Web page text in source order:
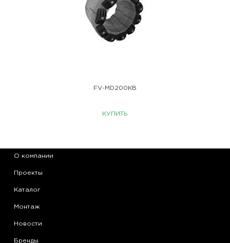
FV-MD200KB
КУПИТЬ
О компании
Проекты
Каталог
Монтаж
Новости
Бренды